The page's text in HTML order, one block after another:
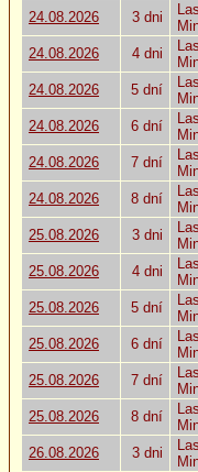
24.08.2026
3 dni
24.08.2026
4 dni
24.08.2026
5 dní
24.08.2026
6 dní
24.08.2026
7 dní
24.08.2026
8 dní
25.08.2026
3 dni
25.08.2026
4 dni
25.08.2026
5 dní
25.08.2026
6 dní
25.08.2026
7 dní
25.08.2026
8 dní
26.08.2026
3 dni